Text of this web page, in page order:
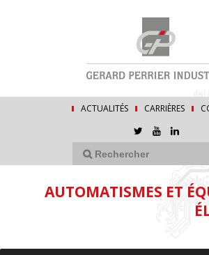
ACTUALITÉS CARRIÈRES
AUTOMATISMES ET